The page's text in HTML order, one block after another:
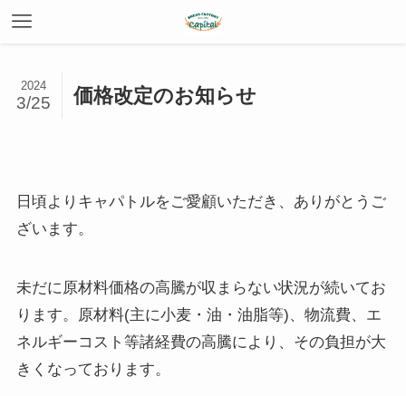
価格改定のお知らせ
2024
3/25
日頃よりキャパトルをご愛顧いただき、ありがとうご
ざいます。
未だに原材料価格の高騰が収まらない状況が続いてお
ります。原材料(主に小麦・油・油脂等)、物流費、エ
ネルギーコスト等諸経費の高騰により、その負担が大
きくなっております。